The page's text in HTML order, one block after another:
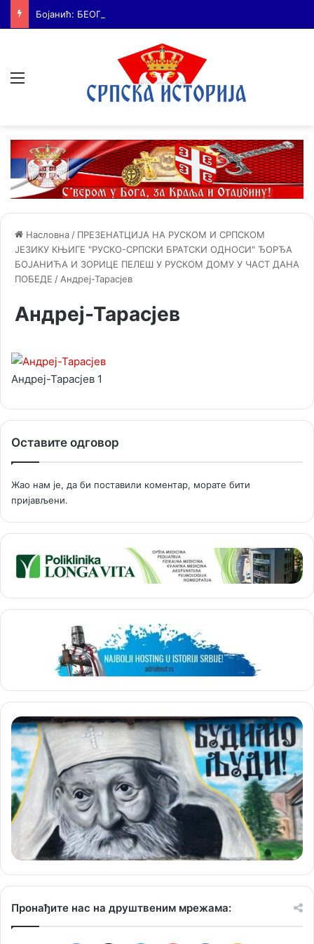
Насловна / ПРЕЗЕНАТЦИЈА НА РУСКОМ И СРПСКОМ
ЈЕЗИКУ КЊИГЕ "РУСКО-СРПСКИ БРАТСКИ ОДНОСИ" ЂОРЂА
БОЈАНИЋА И ЗОРИЦЕ ПЕЛЕШ У РУСКОМ ДОМУ У ЧАСТ ДАНА
ПОБЕДЕ / Андреј-Тарасјев
Андреј-Тарасјев
Андреј-Тарасјев 1
Оставите одговор
Жао нам је, да би поставили коментар, морате бити
пријављени.
Пронађите нас на друштвеним мрежама: